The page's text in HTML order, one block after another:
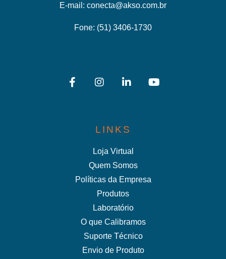
E-mail: conecta@akso.com.br
Fone: (51) 3406-1730
LINKS
Loja Virtual
Quem Somos
Políticas da Empresa
Produtos
Laboratório
O que Calibramos
Suporte Técnico
Envio de Produto